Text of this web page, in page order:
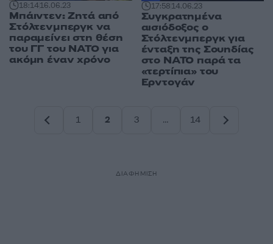
18:1416.06.23
Μπάιντεν: Ζητά από
Στόλτενμπεργκ να
παραμείνει στη θέση
του ΓΓ του ΝΑΤΟ για
ακόμη έναν χρόνο
17:5814.06.23
Συγκρατημένα
αισιόδοξος ο
Στόλτενμπεργκ για
ένταξη της Σουηδίας
στο ΝΑΤΟ παρά τα
«τερτίπια» του
Ερντογάν
1
2
3
…
14
ΔΙΑΦΗΜΙΣΗ